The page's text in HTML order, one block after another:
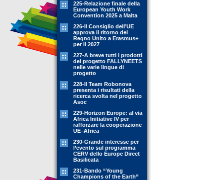
225-Relazione finale della
European Youth Work
Convention 2025 a Malta
226-Il Consiglio dell’UE
approva il ritorno del
Regno Unito a Erasmus+
per il 2027
227-A breve tutti i prodotti
del progetto FALLYNEETS
nelle varie lingue di
progetto
228-Il Team Robonova
presenta i risultati della
ricerca svolta nel progetto
Asoc
229-Horizon Europe: al via
Africa Initiative IV per
rafforzare la cooperazione
UE–Africa
230-Grande interesse per
l’evento sul programma
CERV dello Europe Direct
Basilicata
231-Bando “Young
Champions of the Earth”